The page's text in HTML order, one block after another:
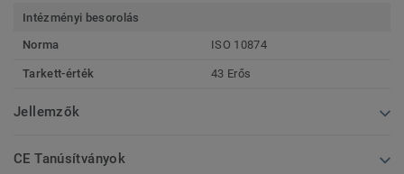
Intézményi besorolás
Norma
ISO 10874
Tarkett-érték 43 Erős
Jellemzők
CE Tanúsítványok